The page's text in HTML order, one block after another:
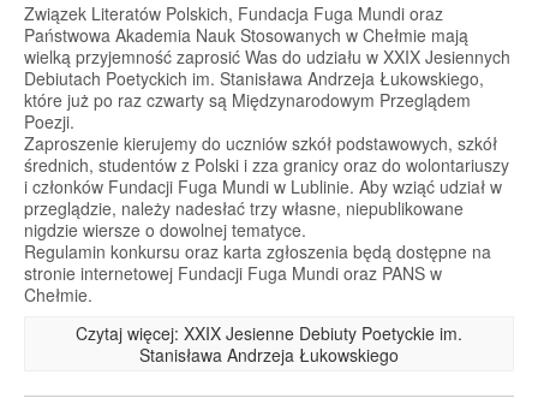
Związek Literatów Polskich, Fundacja Fuga Mundi oraz
Państwowa Akademia Nauk Stosowanych w Chełmie mają
wielką przyjemność zaprosić Was do udziału w XXIX Jesiennych
Debiutach Poetyckich im. Stanisława Andrzeja Łukowskiego,
które już po raz czwarty są Międzynarodowym Przeglądem
Poezji.
Zaproszenie kierujemy do uczniów szkół podstawowych, szkół
średnich, studentów z Polski i zza granicy oraz do wolontariuszy
i członków Fundacji Fuga Mundi w Lublinie. Aby wziąć udział w
przeglądzie, należy nadesłać trzy własne, niepublikowane
nigdzie wiersze o dowolnej tematyce.
Regulamin konkursu oraz karta zgłoszenia będą dostępne na
stronie internetowej Fundacji Fuga Mundi oraz PANS w
Chełmie.
Czytaj więcej: XXIX Jesienne Debiuty Poetyckie im.
Stanisława Andrzeja Łukowskiego